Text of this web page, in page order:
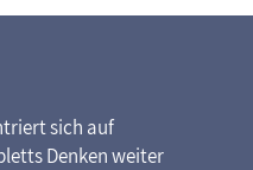
sich auf
Denken weiter